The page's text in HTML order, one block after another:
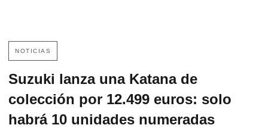
NOTICIAS
Suzuki lanza una Katana de
colección por 12.499 euros: solo
habrá 10 unidades numeradas